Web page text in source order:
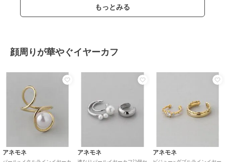
もっとみる
顔周りが華やぐイヤーカフ
アネモネ アネモネ アネモネ